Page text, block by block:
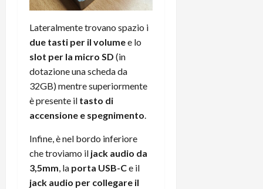
Lateralmente trovano spazio i
due tasti per il volumee lo
slot per la micro SD (in
dotazione una scheda da
32GB) mentre superiormente
è presente il tasto di
accensione e spegnimento.
Infine, è nel bordo inferiore
che troviamo il jack audio da
3,5mm, la porta USB-Ce il
jack audio per collegare il